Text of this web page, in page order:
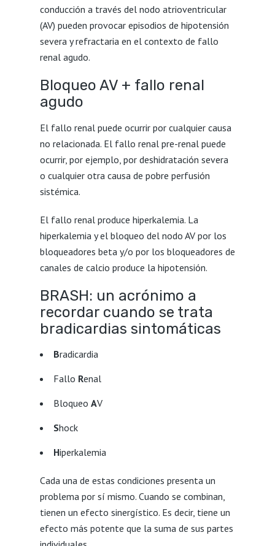
conducción a través del nodo atrioventricular
(AV) pueden provocar episodios de hipotensión
severa y refractaria en el contexto de fallo
renal agudo.
Bloqueo AV + fallo renal
agudo
El fallo renal puede ocurrir por cualquier causa
no relacionada. El fallo renal pre-renal puede
ocurrir, por ejemplo, por deshidratación severa
o cualquier otra causa de pobre perfusión
sistémica.
El fallo renal produce hiperkalemia. La
hiperkalemia y el bloqueo del nodo AV por los
bloqueadores beta y/o por los bloqueadores de
canales de calcio produce la hipotensión.
BRASH: un acrónimo a
recordar cuando se trata
bradicardias sintomáticas
Bradicardia
Fallo Renal
Bloqueo AV
Shock
Hiperkalemia
Cada una de estas condiciones presenta un
problema por sí mismo. Cuando se combinan,
tienen un efecto sinergístico. Es decir, tiene un
efecto más potente que la suma de sus partes